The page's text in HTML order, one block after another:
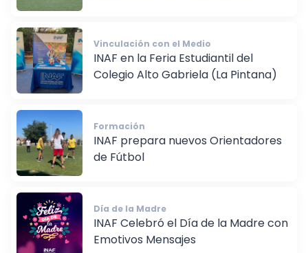
Vinculación con el Medio
INAF en la Feria Estudiantil del
Colegio Alto Gabriela (La Pintana)
Formación
INAF prepara nuevos Orientadores
Día de la Madre
INAF Celebró el Día de la Madre con
Emotivos Mensajes